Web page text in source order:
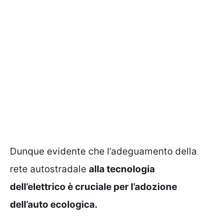
Dunque evidente che l’adeguamento della
rete autostradale alla tecnologia
dell’elettrico è cruciale per l’adozione
dell’auto ecologica.